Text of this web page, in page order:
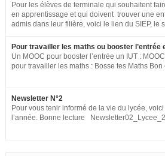
Pour les élèves de terminale qui souhaitent
en apprentissage et qui doivent trouver une
admis dans leur filière, voici le lien du SIEP, le
pour toute la fonction publique + SNCF. http://
publique.gouv.fr/biep/bienvenue-sur-la-
lemploi-public
Pour travailler les maths ou booster l’entrée
Un MOOC pour booster l’entrée un IUT :
pour travailler les maths : Bosse tes Maths Bon
Newsletter N°2
Pour vous tenir informé de la vie du lycée,
l’année. Bonne lecture